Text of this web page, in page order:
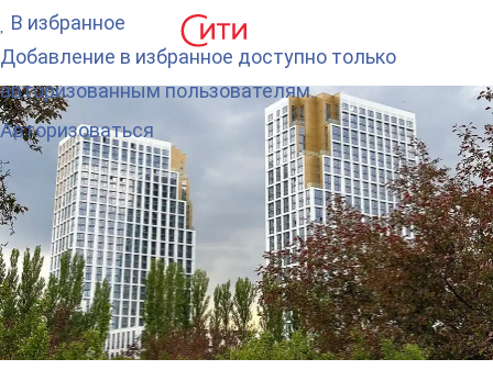
В избранное
Добавление в избранное доступно только
авторизованным пользователям.
Авторизоваться